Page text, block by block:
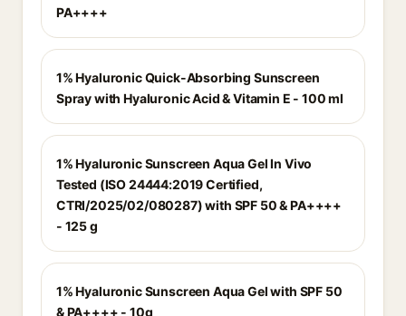
PA++++
1% Hyaluronic Quick-Absorbing Sunscreen
Spray with Hyaluronic Acid & Vitamin E - 100 ml
1% Hyaluronic Sunscreen Aqua Gel In Vivo
Tested (ISO 24444:2019 Certified,
CTRI/2025/02/080287) with SPF 50 & PA++++
- 125 g
1% Hyaluronic Sunscreen Aqua Gel with SPF 50
& PA++++ - 10g